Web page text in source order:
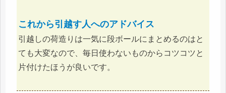
これから引越す人へのアドバイス
引越しの荷造りは一気に段ボールにまとめるのはと
ても大変なので、毎日使わないものからコツコツと
片付けたほうが良いです。